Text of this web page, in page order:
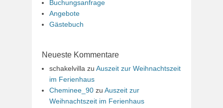
Buchungsanfrage
Angebote
Gästebuch
Neueste Kommentare
schakelvilla zu Auszeit zur Weihnachtszeit
im Ferienhaus
Cheminee_90 zu Auszeit zur
Weihnachtszeit im Ferienhaus